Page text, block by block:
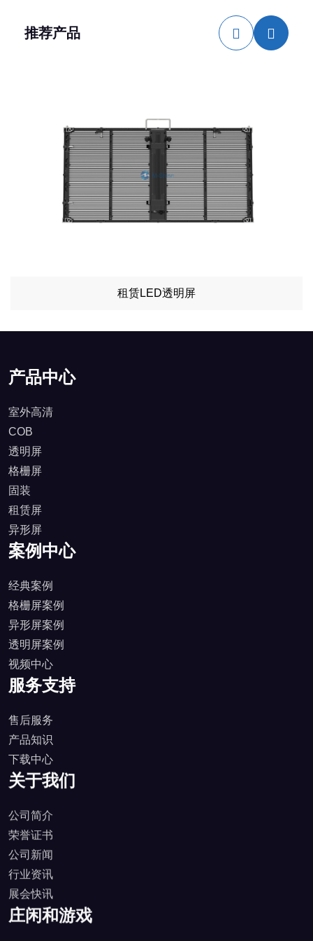
推荐产品
租赁LED透明屏
产品中心
室外高清
COB
透明屏
格栅屏
固装
租赁屏
异形屏
案例中心
经典案例
格栅屏案例
异形屏案例
透明屏案例
视频中心
服务支持
售后服务
产品知识
下载中心
关于我们
公司简介
荣誉证书
公司新闻
行业资讯
展会快讯
庄闲和游戏